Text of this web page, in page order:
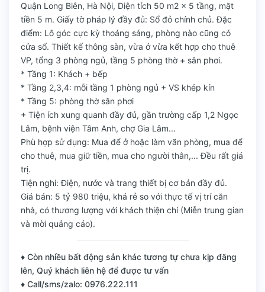
Quận Long Biên, Hà Nội, Diện tích 50 m2 x 5 tầng, mặt
tiền 5 m. Giấy tờ pháp lý đầy đủ: Sổ đỏ chính chủ. Đặc
điểm: Lô góc cực kỳ thoáng sáng, phòng nào cũng có
cửa sổ. Thiết kế thông sàn, vừa ở vừa kết hợp cho thuê
VP, tổng 3 phòng ngủ, tầng 5 phòng thờ + sân phơi.
* Tầng 1: Khách + bếp
* Tầng 2,3,4: mỗi tầng 1 phòng ngủ + VS khép kín
* Tầng 5: phòng thờ sân phơi
+ Tiện ích xung quanh đầy đủ, gần trường cấp 1,2 Ngọc
Lâm, bệnh viện Tâm Anh, chợ Gia Lâm...
Phù hợp sử dụng: Mua để ở hoặc làm văn phòng, mua để
cho thuê, mua giữ tiền, mua cho người thân,... Đều rất giá
trị.
Tiện nghi: Điện, nước và trang thiết bị cơ bản đầy đủ.
Giá bán: 5 tỷ 980 triệu, khá rẻ so với thực tế vị trí căn
nhà, có thương lượng với khách thiện chí (Miễn trung gian
và mời quảng cáo).
♦ Còn nhiều bất động sản khác tương tự chưa kịp đăng
lên, Quý khách liên hệ để được tư vấn
♦ Call/sms/zalo: 0976.222.111